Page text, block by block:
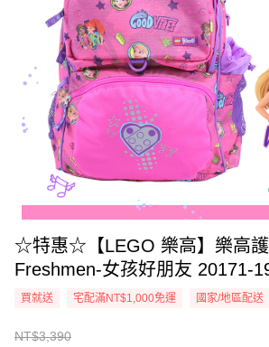
☆特惠☆【LEGO 樂高】樂高
Freshmen-女孩好朋友 20171-
買就送 宅配滿NT$1,000免運 國家/地區配送
NT$3,390